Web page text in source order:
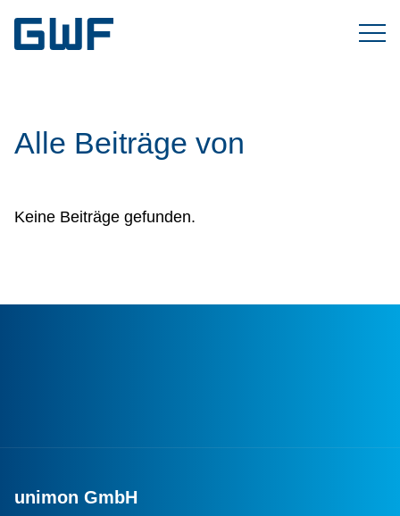
Alle Beiträge von
Keine Beiträge gefunden.
unimon GmbH